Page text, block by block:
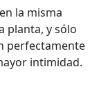
la misma
planta, y sólo
perfectamente
intimidad.